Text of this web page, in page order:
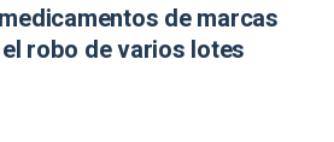
de marcas
robo de varios lotes